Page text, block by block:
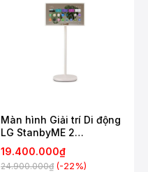
Màn hình Giải trí Di động
LG StanbyME 2
27LX6TDGA
19.400.000₫
24.900.000₫ (-22%)